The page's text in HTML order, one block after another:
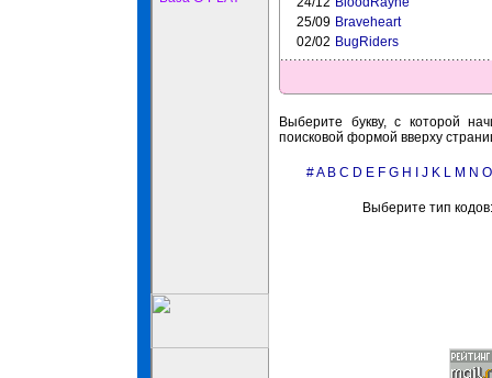
25/09 Braveheart
02/02 BugRiders
Выберите букву, с которой
поисковой формой вверху
#A B C D E F G H J K L M N O
Выберите тип